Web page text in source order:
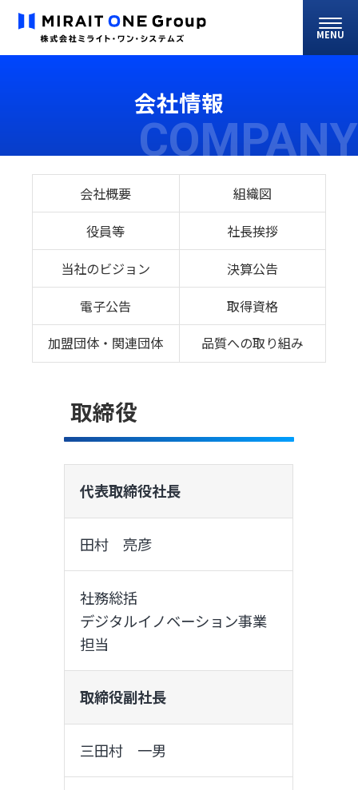
MENU
会社情報
COMPANY
会社概要
組織図
役員等
社長挨拶
当社のビジョン
決算公告
電子公告
取得資格
加盟団体・関連団体
品質への取り組み
取締役
代表取締役社長
田村 亮彦
社務総括
デジタルイノベーション事業
担当
取締役副社長
三田村 一男